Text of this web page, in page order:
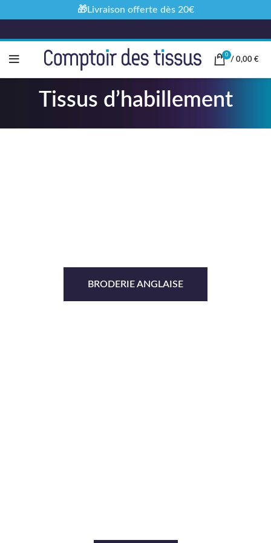
0
/ 0,00 €
Tissus d’habillement
BRODERIE ANGLAISE
🎁Livraison offerte dès 20€